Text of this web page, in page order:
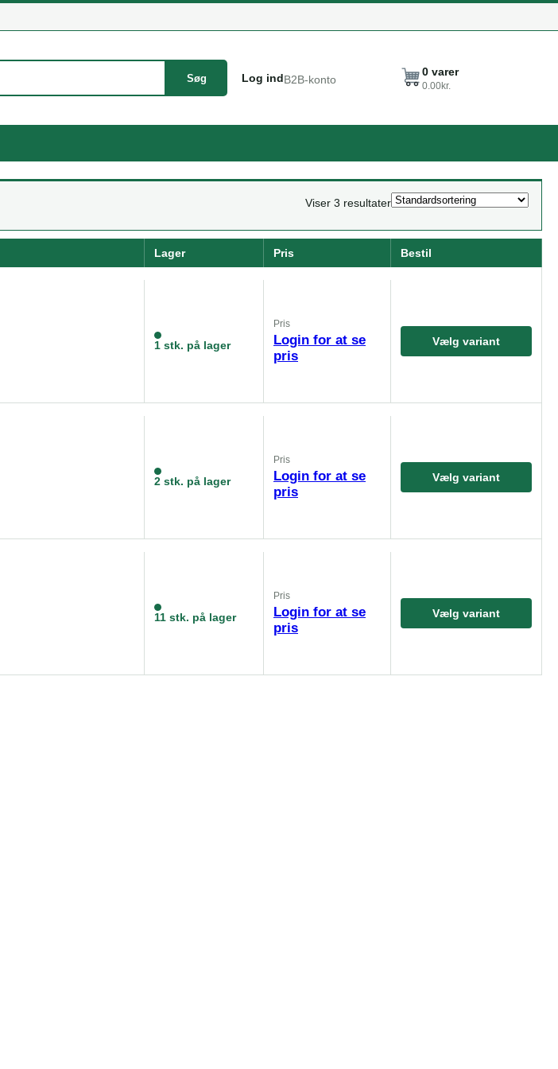
Søg Log indB2B-konto
0varer
0.00kr.
Viser 3 resultater
Lager Pris Bestil
1 stk. på lager
Pris
Login for at se
pris
Vælg variant
2 stk. på lager
Pris
Login for at se
pris
Vælg variant
11 stk. på lager
Pris
Login for at se
pris
Vælg variant